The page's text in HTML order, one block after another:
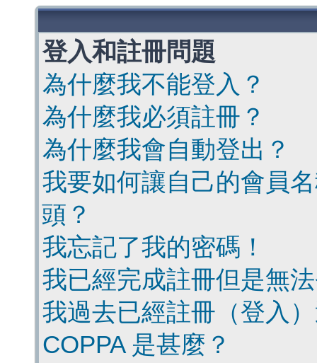
登入和註冊問題
為什麼我不能登入？
為什麼我必須註冊？
為什麼我會自動登出？
我要如何讓自己的會員
頭？
我忘記了我的密碼！
我已經完成註冊但是無
我過去已經註冊（登入
COPPA 是甚麼？